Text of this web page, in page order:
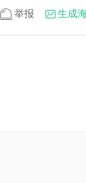
举报 生成